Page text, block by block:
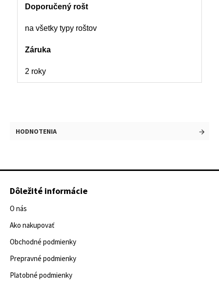
Doporučený rošt
na všetky typy roštov
Záruka
2 roky
HODNOTENIA
Dôležité informácie
O nás
Ako nakupovať
Obchodné podmienky
Prepravné podmienky
Platobné podmienky